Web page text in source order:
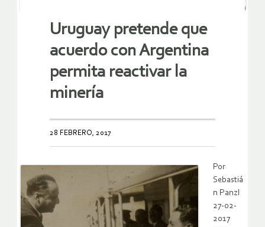
Uruguay pretende que
acuerdo con Argentina
permita reactivar la
minería
28 FEBRERO, 2017
Por
Sebastiá
n Panzl
27-02-
2017